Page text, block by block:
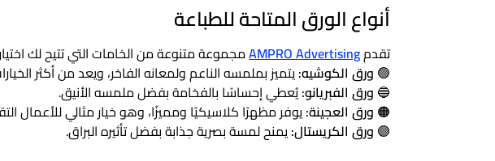
أنواع الورق المتاحة للطباعة
تقدمAMPRO Advertisingمجموعة متنوعة من الخامات التي تتيح لك
🟢 ورق الكوشيه:يتميز بملمسه الناعم ولمعانه الفاخر، ويعد من أكثر
🔵 ورق الفبريانو:يُعطي إحساسًا بالفخامة بفضل ملمسه الأنيق.
🟠 ورق العجينة:يوفر مظهرًا كلاسيكيًا ومميزًا، وهو خيار مثالي للأعمال
🟣 ورق الكريستال:يمنح لمسة بصرية جذابة بفضل تأثيره البراق.